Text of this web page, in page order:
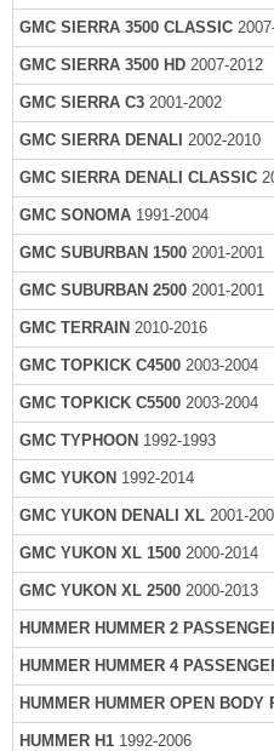
GMC SIERRA 3500 CLASSIC
GMC SIERRA 3500 HD 2007-2012
GMC SIERRA C3 2001-2002
GMC SIERRA DENALI 2002-2010
GMC SIERRA DENALI CLASSIC
GMC SONOMA 1991-2004
GMC SUBURBAN 1500 2001-2001
GMC SUBURBAN 2500 2001-2001
GMC TERRAIN 2010-2016
GMC TOPKICK C4500 2003-2004
GMC TOPKICK C5500 2003-2004
GMC TYPHOON 1992-1993
GMC YUKON 1992-2014
GMC YUKON DENALI XL 2001-
GMC YUKON XL 1500 2000-2014
GMC YUKON XL 2500 2000-2013
HUMMER HUMMER 2
HUMMER HUMMER 4
HUMMER HUMMER OPEN BODY
HUMMER H1 1992-2006